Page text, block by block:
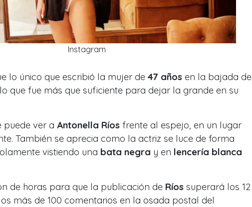
Instagram
lo único que escribió la mujer de 47 años en la bajada de
, lo que fue más que suficiente para dejar la grande en su
puede ver a Antonella Ríos frente al espejo, en un lugar
También se aprecia como la actriz se luce de forma
vistiendo una bata negra y en lencería blanca
de horas para que la publicación de Ríos superará los 12
más de 100 comentarios en la osada postal del